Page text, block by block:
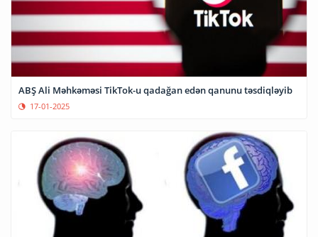
ABŞ Ali Məhkəməsi TikTok-u qadağan edən qanunu təsdiqləyib
17-01-2025